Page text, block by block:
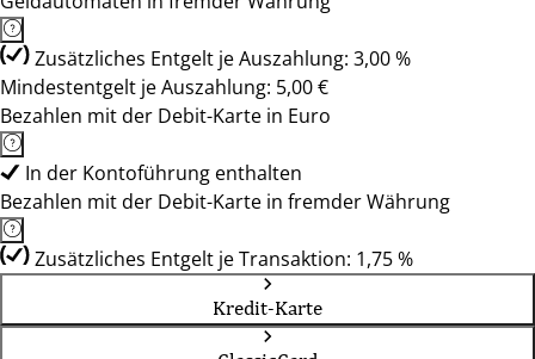
Zusätzliches Entgelt je Auszahlung: 3,00 %
Mindestentgelt je Auszahlung: 5,00 €
Bezahlen mit der Debit-Karte in Euro
In der Kontoführung enthalten
Bezahlen mit der Debit-Karte in fremder Währung
Zusätzliches Entgelt je Transaktion: 1,75 %
Kredit-Karte